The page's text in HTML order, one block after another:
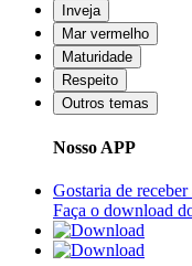
Inveja
Mar vermelho
Maturidade
Respeito
Outros temas
Nosso APP
Gostaria de
Faça o download